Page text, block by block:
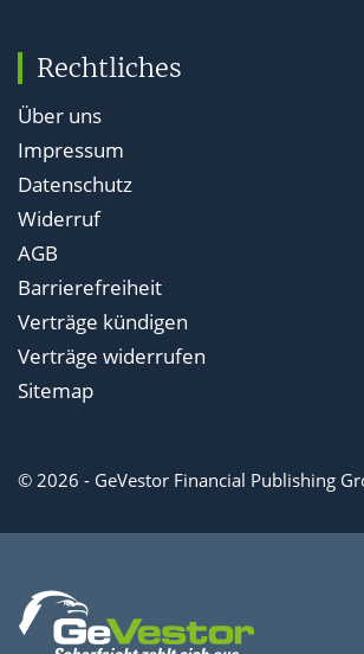
Rechtliches
Über uns
Impressum
Datenschutz
Widerruf
AGB
Barrierefreiheit
Verträge kündigen
Verträge widerrufen
Sitemap
© 2026 - GeVestor Financial Publishing